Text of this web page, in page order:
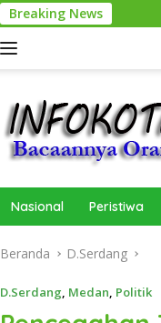
Breaking News
Nasional Peristiwa
Beranda D.Serdang
D.Serdang, Medan, Politik